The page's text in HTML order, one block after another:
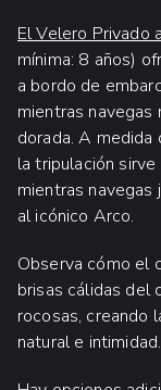
El Velero Privado
mínima: 8 años)
a bordo de
mientras navegas
dorada. A medida
la tripulación
mientras navegas
al icónico Arco.
Observa cómo el
brisas cálidas del
rocosas, creando
natural e intimidad.